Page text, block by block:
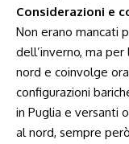
Considerazioni e
Non erano mancati
dell’inverno, ma
nord e coinvolge
configurazioni
in Puglia e versanti
al nord, sempre